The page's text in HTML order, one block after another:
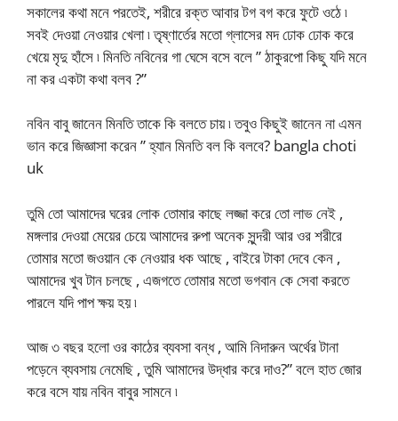
সকালের কথা মনে পরতেই, শরীরে রক্ত আবার টগ বগ করে ফুটে ওঠে ৷
সবই দেওয়া নেওয়ার খেলা ৷ তৃষ্ণার্তের মতো গ্লাসের মদ ঢোক ঢোক করে
খেয়ে মৃদু হাঁসে ৷ মিনতি নবিনের গা ঘেসে বসে বলে ” ঠাকুরপো কিছু যদি মনে
না কর একটা কথা বলব ?”
নবিন বাবু জানেন মিনতি তাকে কি বলতে চায় ৷ তবুও কিছুই জানেন না এমন
ভান করে জিজ্ঞাসা করেন ” হ্যান মিনতি বল কি বলবে? bangla choti
uk
তুমি তো আমাদের ঘরের লোক তোমার কাছে লজ্জা করে তো লাভ নেই ,
মঙ্গলার দেওয়া মেয়ের চেয়ে আমাদের রুপা অনেক সুন্দরী আর ওর শরীরে
তোমার মতো জওয়ান কে নেওয়ার ধক আছে , বাইরে টাকা দেবে কেন ,
আমাদের খুব টান চলছে , এজগতে তোমার মতো ভগবান কে সেবা করতে
পারলে যদি পাপ ক্ষয় হয় ৷
আজ ৩ বছর হলো ওর কাঠের ব্যবসা বন্ধ , আমি নিদারুন অর্থের টানা
পড়েনে ব্যবসায় নেমেছি , তুমি আমাদের উদ্ধার করে দাও?” বলে হাত জোর
করে বসে যায় নবিন বাবুর সামনে ৷